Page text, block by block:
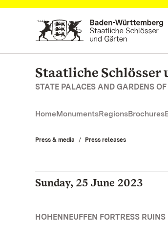
Navigate to main page
Staatliche Schlösser
STATE PALACES AND GARDENS
HomeMonumentsRegionsBrochures
Press & media Press releases
Sunday, 25 June 2023
HOHENNEUFFEN FORTRESS RUINS